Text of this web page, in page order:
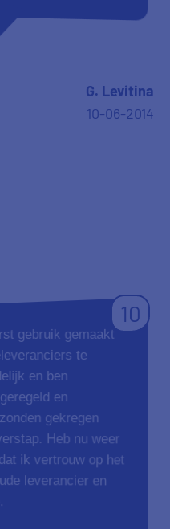
G. Levitina
10-06-2014
10
gebruik gemaakt
te
en ben
en
gekregen
Heb nu weer
ik vertrouw op het
leverancier en